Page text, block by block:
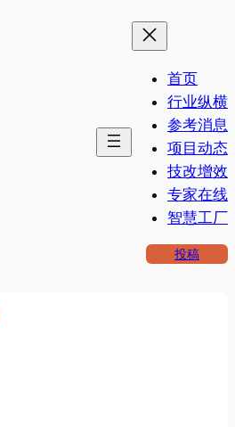
首页
行业纵横
参考消息
项目动态
技改增效
专家在线
智慧工厂
投稿